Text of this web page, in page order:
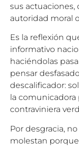
sus actuaciones,
autoridad moral
Es la reflexión
informativo
haciéndolas
pensar
descalificador:
la
contraviniera
Por desgracia,
molestan